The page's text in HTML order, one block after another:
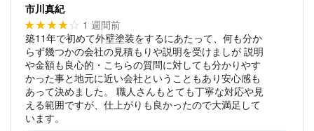
市川真紀
★★★★☆ 1 週間前
築11年で初めて外壁塗装をするにあたって、何も分か
らず幾つかの会社の見積もりや説明を受けましが 説明
や金額も良心的・こちらの質問に対しても分かりやす
かった事と地元に近い会社ということもあり安心感も
あって決めました。
職人さんもとても丁寧な対応や見
える範囲ですが、仕上がりも良かったので大満足して
います。